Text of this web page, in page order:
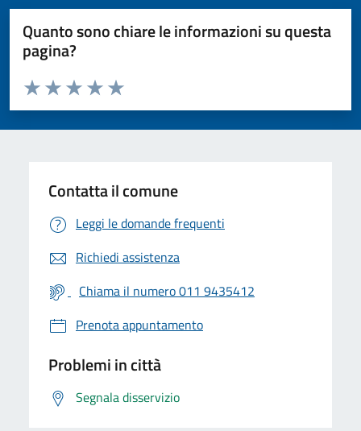
Quanto sono chiare le informazioni su questa
pagina?
Valuta da 1 a 5 stelle la pagina
Valuta 5 stelle su 5
Valuta 4 stelle su 5
Valuta 3 stelle su 5
Valuta 2 stelle su 5
Valuta 1 stelle su 5
Contatta il comune
Leggi le domande frequenti
Richiedi assistenza
Chiama il numero 011 9435412
Prenota appuntamento
Problemi in città
Segnala disservizio